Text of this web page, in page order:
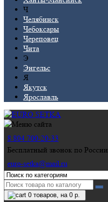
Ч
Челябинск
Чебоксары
Череповец
Чита
Э
Энгельс
Я
Якутск
Ярославль
8 804 700-20-33
Бесплатный звонок по России
euro-setka@mail.ru
0 товаров, на 0 р.